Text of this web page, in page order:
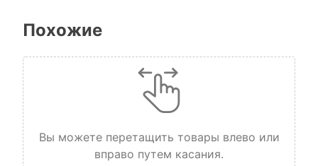
Похожие
Вы можете перетащить товары влево или
вправо путем касания.